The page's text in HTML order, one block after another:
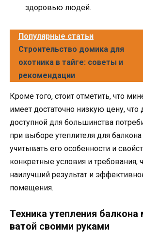
здоровью людей.
Популярные статьи
Строительство домика для
охотника в тайге: советы и
рекомендации
Кроме того, стоит отметить, что
имеет достаточно низкую цену, что
доступной для большинства
при выборе утеплителя для
учитывать его особенности и
конкретные условия и требования,
наилучший результат и
помещения.
Техника утепления балкона
ватой своими руками